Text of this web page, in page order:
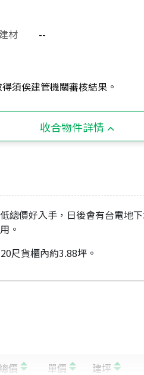
材 --
須俟建管機關審核結果。
收合物件詳情
低總價好入手，日後會有台電地
用。
20尺貨櫃內約3.88坪。